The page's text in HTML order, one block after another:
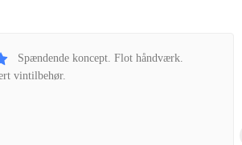
Spændende koncept. Flot håndværk.
vintilbehør.